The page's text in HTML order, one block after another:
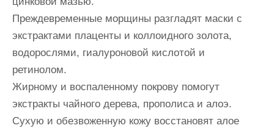
Преждевременные морщины разгладят маски с
экстрактами плаценты и коллоидного золота,
водорослями, гиалуроновой кислотой и
ретинолом.
Жирному и воспаленному покрову помогут
экстракты чайного дерева, прополиса и алоэ.
Сухую и обезвоженную кожу восстановят алое